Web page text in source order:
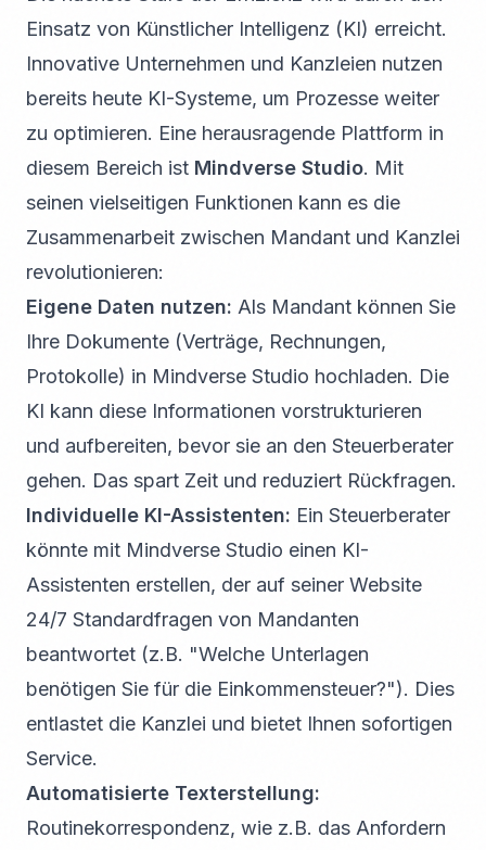
Einsatz von Künstlicher Intelligenz (KI) erreicht.
Innovative Unternehmen und Kanzleien nutzen
bereits heute KI-Systeme, um Prozesse weiter
zu optimieren. Eine herausragende Plattform in
diesem Bereich ist Mindverse Studio. Mit
seinen vielseitigen Funktionen kann es die
Zusammenarbeit zwischen Mandant und Kanzlei
revolutionieren:
Eigene Daten nutzen: Als Mandant können Sie
Ihre Dokumente (Verträge, Rechnungen,
Protokolle) in Mindverse Studio hochladen. Die
KI kann diese Informationen vorstrukturieren
und aufbereiten, bevor sie an den Steuerberater
gehen. Das spart Zeit und reduziert Rückfragen.
Individuelle KI-Assistenten: Ein Steuerberater
könnte mit Mindverse Studio einen KI-
Assistenten erstellen, der auf seiner Website
24/7 Standardfragen von Mandanten
beantwortet (z.B. "Welche Unterlagen
benötigen Sie für die Einkommensteuer?"). Dies
entlastet die Kanzlei und bietet Ihnen sofortigen
Service.
Automatisierte Texterstellung:
Routinekorrespondenz, wie z.B. das Anfordern